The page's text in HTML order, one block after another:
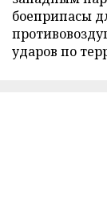
боеприпасы
ударов по